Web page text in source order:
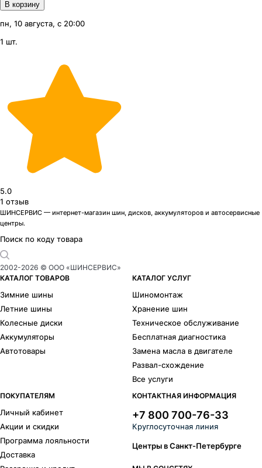
В корзину
пн, 10 августа, с 20:00
1 шт.
5.0
1 отзыв
ШИНСЕРВИС — интернет-магазин шин, дисков, аккумуляторов и автосервисные
центры.
Поиск по коду товара
2002-2026 © ООО «ШИНСЕРВИС»
КАТАЛОГ ТОВАРОВ
Зимние шины
Летние шины
Колесные диски
Аккумуляторы
Автотовары
КАТАЛОГ УСЛУГ
Шиномонтаж
Хранение шин
Техническое обслуживание
Бесплатная диагностика
Замена масла в двигателе
Развал-схождение
Все услуги
ПОКУПАТЕЛЯМ
Личный кабинет
Акции и скидки
Программа лояльности
Доставка
КОНТАКТНАЯ ИНФОРМАЦИЯ
+7 800 700-76-33
Круглосуточная линия
Центры в Санкт-Петербурге